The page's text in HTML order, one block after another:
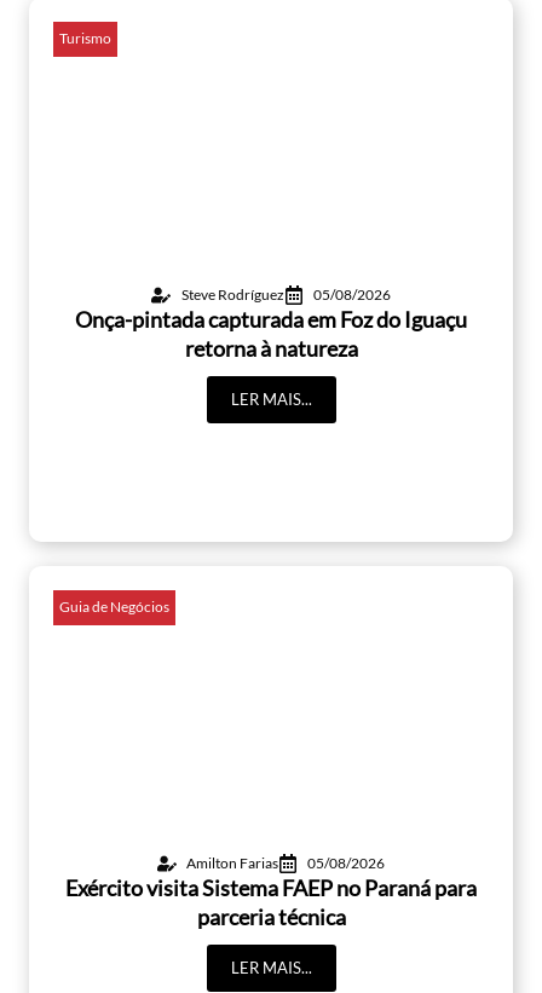
Turismo
Steve Rodríguez 05/08/2026
Onça-pintada capturada em Foz do Iguaçu
retorna à natureza
LER MAIS...
Guia de Negócios
Amilton Farias 05/08/2026
Exército visita Sistema FAEP no Paraná para
parceria técnica
LER MAIS...